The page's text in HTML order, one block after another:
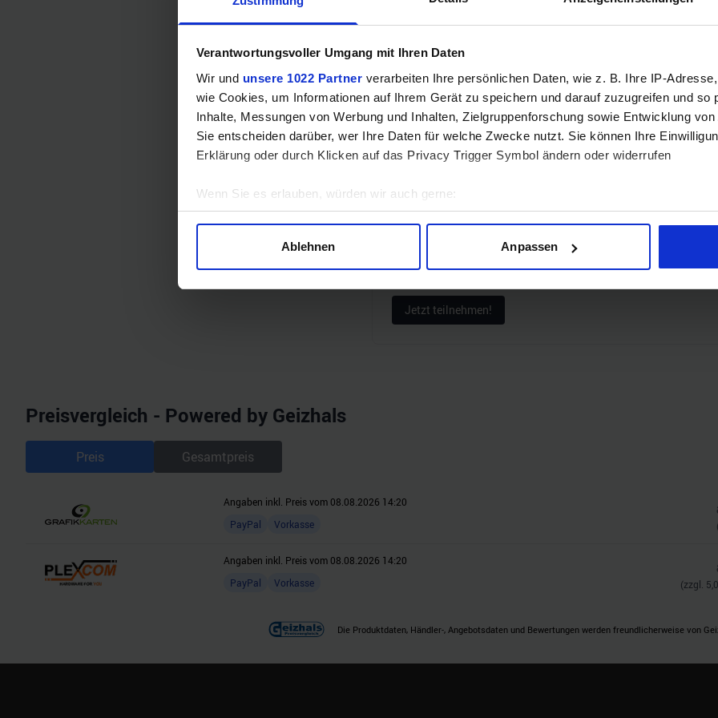
Verantwortungsvoller Umgang mit Ihren Daten
Wir und unsere 1022 Partner verarbeiten Ihre persönlichen Daten, wie z. B. Ihre IP-
wie Cookies, um Informationen auf Ihrem Gerät zu speichern und darauf zuzugreifen und so
Inhalte, Messungen von Werbung und Inhalten, Zielgruppenforschung sowie Entwicklung
Sie entscheiden darüber, wer Ihre Daten für welche Zwecke nutzt. Sie können Ihre
Erklärung oder durch Klicken auf das Privacy Trigger Symbol ändern oder widerrufen
Wenn Sie es erlauben, würden wir auch gerne:
Informationen über Ihre geografische Lage erfassen, welche bis auf einige Meter genau
Erfahren Sie mehr darüber, wie Ihre persönlichen Daten verarbeitet werden, und legen Sie
Wir verwenden Cookies, um Inhalte und Anzeigen zu personalisieren, Funktionen für soziale
Ablehnen Anpassen
Hinweis: Unsere Links sind Affiliate Links. Wir erhalten beim Kauf
GEWINNSPIEL
Gewinne einen MSI Gaming PC mit RTX 5070
Bis zum 21. August hast du die Chance, bei unserem Gewinnspiel
gewinnen. Die Komponenten, den Zusammenbau, die Spiele-
Jetzt teilnehmen!
Preisvergleich - Powered by Geizhals
Preis Gesamtpreis
Angaben inkl. Preis vom 08.08.2026 14:20
PayPal
Vorkasse
Angaben inkl. Preis vom 08.08.2026 14:20
PayPal
Vorkasse (zzgl.
Die Produktdaten, Händler-, Angebotsdaten und Bewertungen werden freundlicherweise von